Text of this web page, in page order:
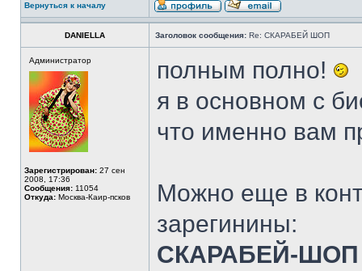
Вернуться к началу
DANIELLA Заголовок сообщения: Re: СКАРАБЕЙ ШОП
Администратор
Зарегистрирован: 27 сен
2008, 17:36
Сообщения: 11054
Откуда: Москва-Каир-псков
полным полно!
я в основном с
что именно вам
Можно еще в
зарегинины:
СКАРАБЕЙ-ШОП /